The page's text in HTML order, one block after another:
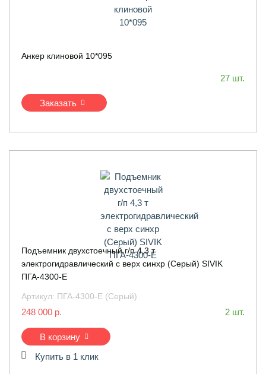
Анкер клиновой 10*095
27 шт.
Заказать
Подъемник двухстоечный г/п 4,3 т
электрогидравлический с верх синхр (Серый) SIVIK
ПГА-4300-Е
Артикул: ПГА-4300-Е (Серый)
248 000 р. 2 шт.
В корзину
Купить в 1 клик